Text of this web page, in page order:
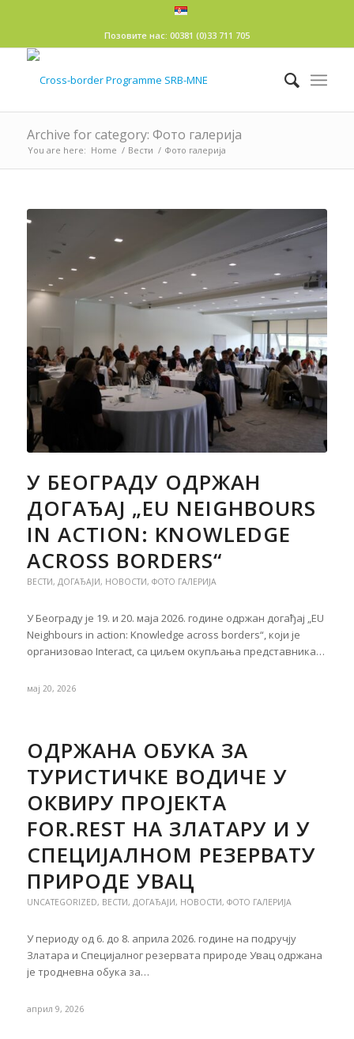
Позовите нас: 00381 (0)33 711 705
Archive for category: Фото галерија
You are here: Home / Вести / Фото галерија
У БЕОГРАДУ ОДРЖАН
ДОГАЂАЈ „EU NEIGHBOURS
IN ACTION: KNOWLEDGE
ACROSS BORDERS“
ВЕСТИ, ДОГАЂАЈИ, НОВОСТИ, ФОТО ГАЛЕРИЈА
У Београду је 19. и 20. маја 2026. године одржан догађај „EU
Neighbours in action: Knowledge across borders“, који је
организовао Interact, са циљем окупљања представника…
мај 20, 2026
ОДРЖАНА ОБУКА ЗА
ТУРИСТИЧКЕ ВОДИЧЕ У
ОКВИРУ ПРОЈЕКТА
FOR.REST НА ЗЛАТАРУ И У
СПЕЦИЈАЛНОМ РЕЗЕРВАТУ
ПРИРОДЕ УВАЦ
UNCATEGORIZED, ВЕСТИ, ДОГАЂАЈИ, НОВОСТИ, ФОТО ГАЛЕРИЈА
У периоду од 6. до 8. априла 2026. године на подручју
Златара и Специјалног резервата природе Увац одржана
је тродневна обука за…
април 9, 2026